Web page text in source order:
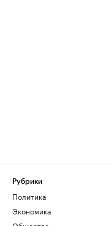
Рубрики
Политика
Экономика